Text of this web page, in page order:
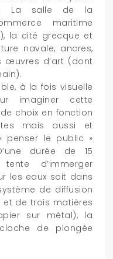
La salle de la
maritime
la cité grecque et
navale, ancres,
œuvres d’art (dont
à la fois visuelle
imaginer cette
choix en fonction
mais aussi et
penser le public »
durée de 15
d’immerger
les eaux soit dans
de diffusion
de trois matières
sur métal), la
de plongée